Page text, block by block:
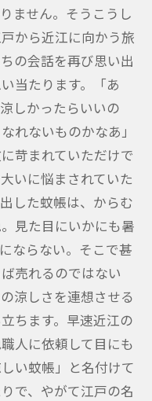
ません。そうこうし
から近江に向かう旅
の会話を再び思い出
当たります。「あ
しかったらいいの
れないものかなあ」
苛まれていただけで
いに悩まされていた
した蚊帳は、からむ
見た目にいかにも暑
ならない。そこで甚
売れるのではない
涼しさを連想させる
ちます。早速近江の
人に依頼して目にも
い蚊帳」と名付けて
で、やがて江戸の名